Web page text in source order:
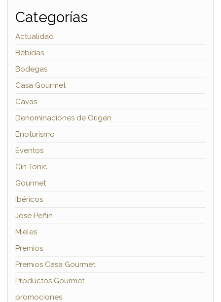
Categorías
Actualidad
Bebidas
Bodegas
Casa Gourmet
Cavas
Denominaciones de Origen
Enoturismo
Eventos
Gin Tonic
Gourmet
Ibéricos
José Peñín
Mieles
Premios
Premios Casa Gourmet
Productos Gourmet
promociones